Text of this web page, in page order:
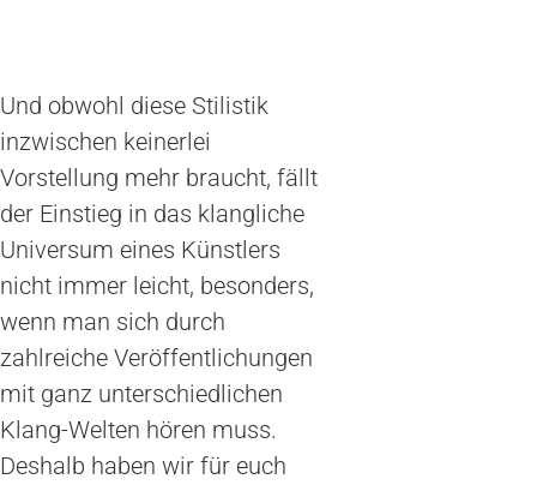
Und obwohl diese Stilistik
inzwischen keinerlei
Vorstellung mehr braucht, fällt
der Einstieg in das klangliche
Universum eines Künstlers
nicht immer leicht, besonders,
wenn man sich durch
zahlreiche Veröffentlichungen
mit ganz unterschiedlichen
Klang-Welten hören muss.
Deshalb haben wir für euch